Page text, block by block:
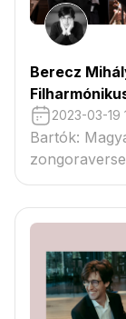
Berecz
2023-03-19
Bartók:
zongoraverseny, BB
Concerto
(zongora)
Vezényel: